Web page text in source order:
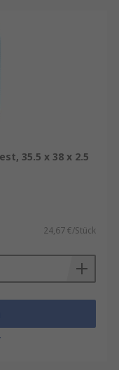
35.5 x 38 x 2.5
24,67 €/Stück